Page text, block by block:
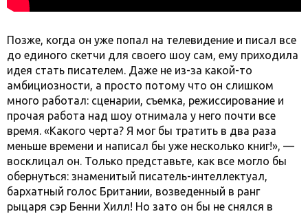
Позже, когда он уже попал на телевидение и писал все
до единого скетчи для своего шоу сам, ему приходила
идея стать писателем. Даже не из-за какой-то
амбициозности, а просто потому что он слишком
много работал: сценарии, съемка, режиссирование и
прочая работа над шоу отнимала у него почти все
время. «Какого черта? Я мог бы тратить в два раза
меньше времени и написал бы уже несколько книг!», —
восклицал он. Только представьте, как все могло бы
обернуться: знаменитый писатель-интеллектуал,
бархатный голос Британии, возведенный в ранг
рыцаря сэр Бенни Хилл! Но зато он бы не снялся в